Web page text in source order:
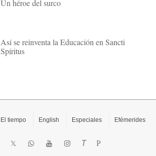
Un héroe del surco
Así se reinventa la Educación en Sancti
Spíritus
El tiempo English Especiales Efémerides
T P